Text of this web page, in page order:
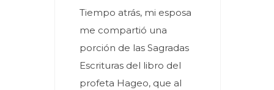
Tiempo atrás, mi esposa
me compartió una
porción de las Sagradas
Escrituras del libro del
profeta Hageo, que al